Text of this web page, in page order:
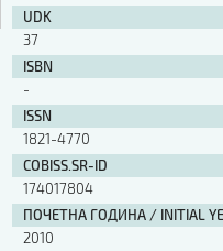
UDK
37
ISBN
-
ISSN
1821-4770
COBISS.SR-ID
174017804
ПОЧЕТНА ГОДИНА / INITIAL
2010